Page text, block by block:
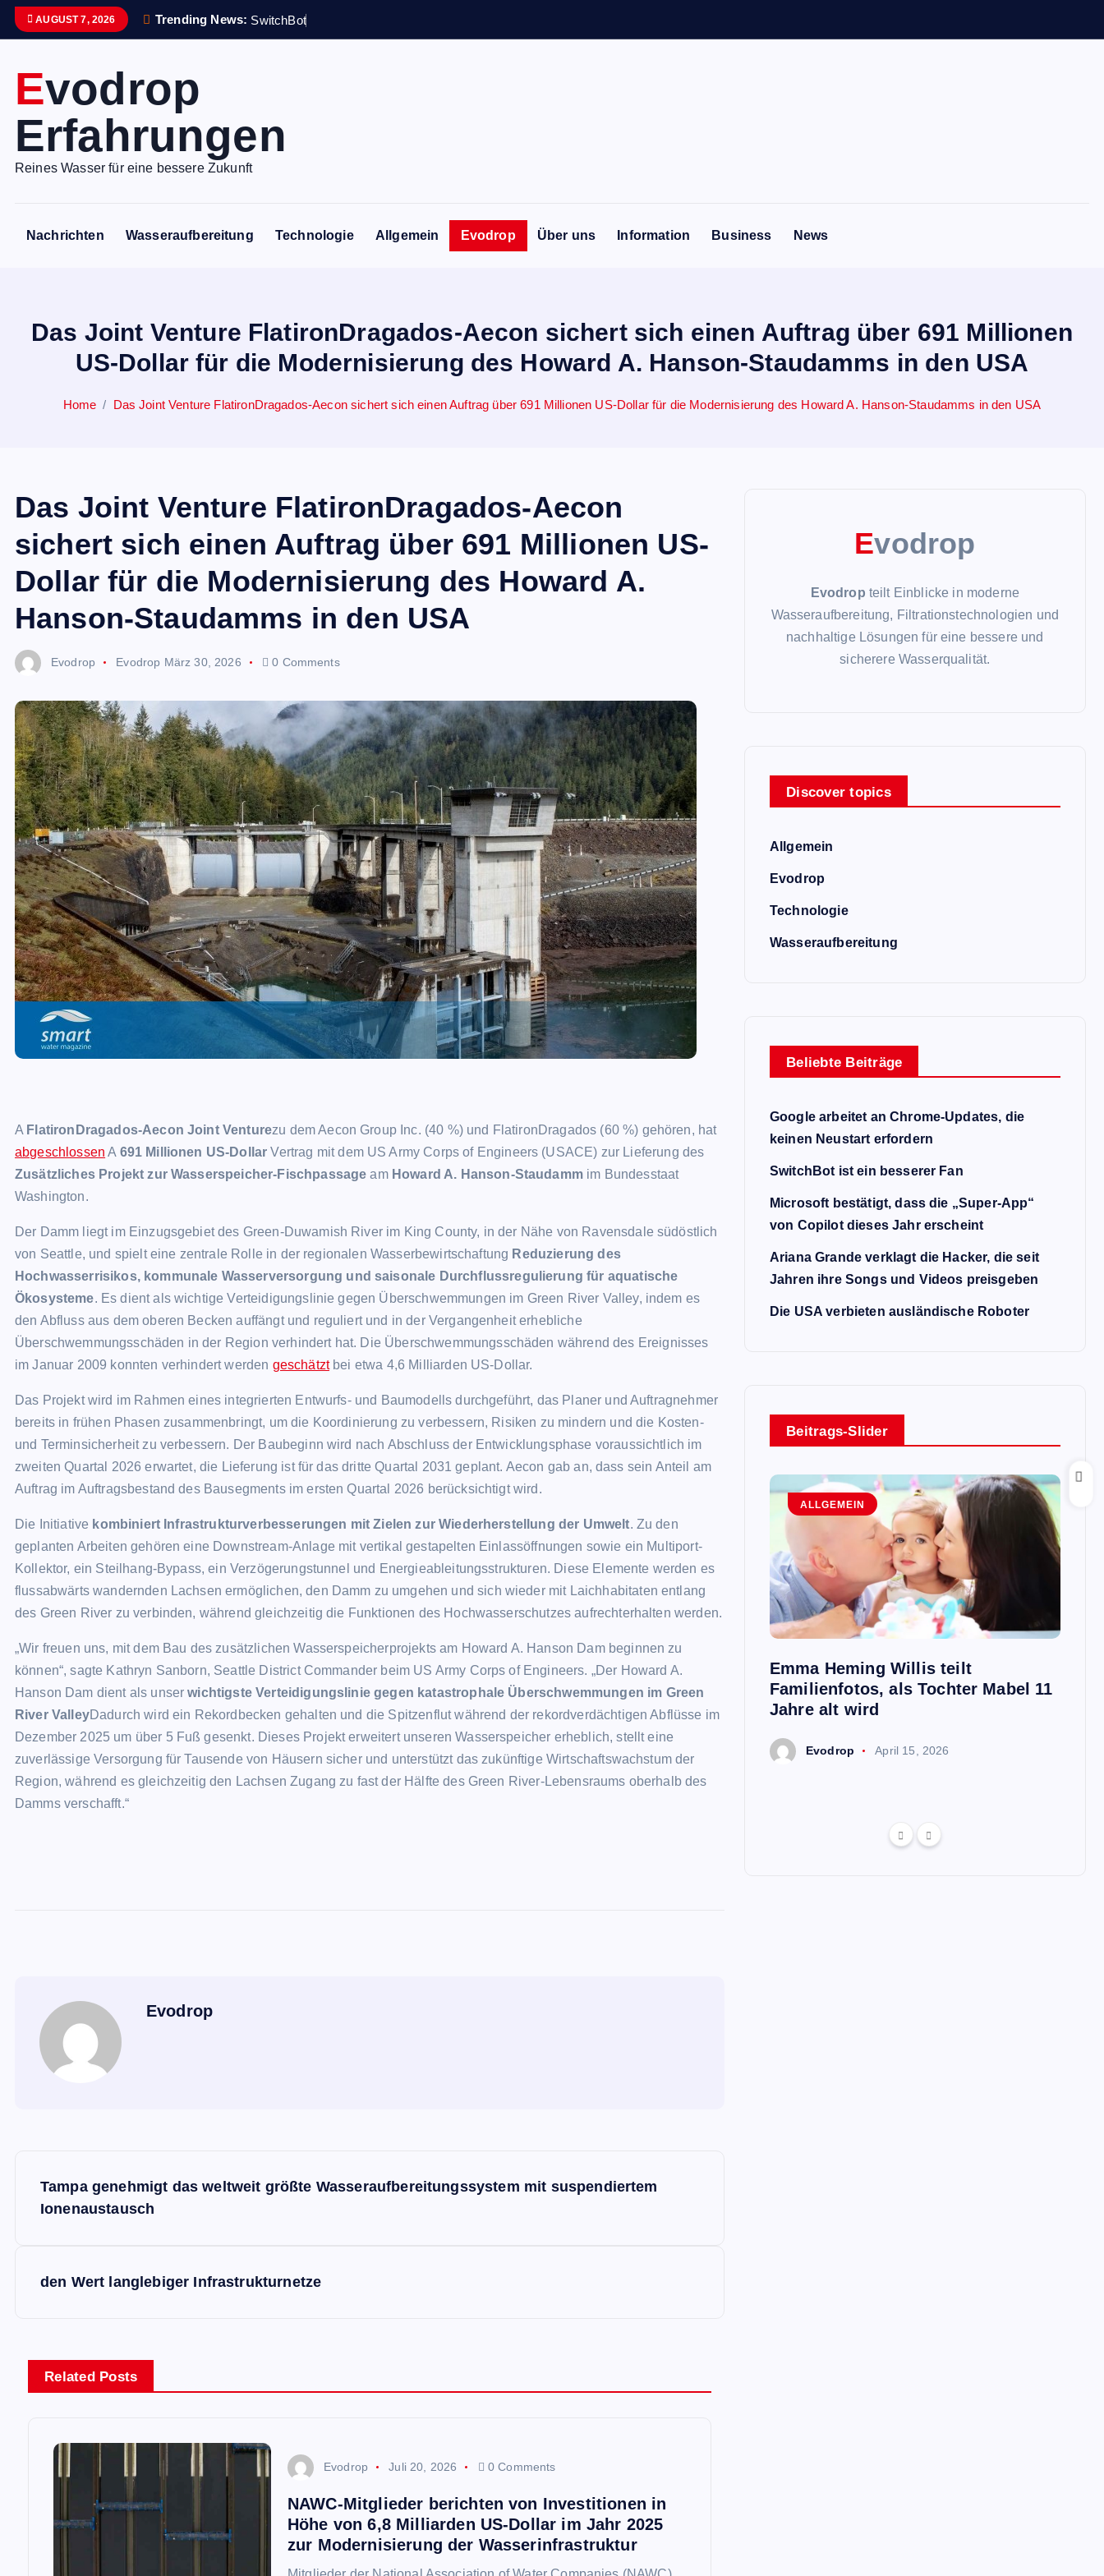
AUGUST 7, 2026 Trending News: SwitchBot
Evodrop
Erfahrungen
Reines Wasser für eine bessere Zukunft
Nachrichten Wasseraufbereitung Technologie Allgemein Evodrop Über uns Information Business News
Das Joint Venture FlatironDragados-Aecon sichert sich einen Auftrag über 691 Millionen
US-Dollar für die Modernisierung des Howard A. Hanson-Staudamms in den USA
Home Das Joint Venture FlatironDragados-Aecon sichert sich einen Auftrag über 691 Millionen US-Dollar für die Modernisierung des Howard A. Hanson-Staudamms in den USA
Das Joint Venture FlatironDragados-Aecon
sichert sich einen Auftrag über 691 Millionen US-
Dollar für die Modernisierung des Howard A.
Hanson-Staudamms in den USA
Evodrop Evodrop März 30, 2026 0 Comments
A FlatironDragados-Aecon Joint Venturezu dem Aecon Group Inc. (40 %) und FlatironDragados (60 %) gehören, hat
abgeschlossen A 691 Millionen US-DollarVertrag mit dem US Army Corps of Engineers (USACE) zur Lieferung des
Zusätzliches Projekt zur Wasserspeicher-Fischpassage am Howard A. Hanson-Staudamm im Bundesstaat
Washington.
Der Damm liegt im Einzugsgebiet des Green-Duwamish River im King County, in der Nähe von Ravensdale südöstlich
von Seattle, und spielt eine zentrale Rolle in der regionalen Wasserbewirtschaftung Reduzierung des
Hochwasserrisikos, kommunale Wasserversorgung und saisonale Durchflussregulierung für aquatische
Ökosysteme. Es dient als wichtige Verteidigungslinie gegen Überschwemmungen im Green River Valley, indem es
den Abfluss aus dem oberen Becken auffängt und reguliert und in der Vergangenheit erhebliche
Überschwemmungsschäden in der Region verhindert hat. Die Überschwemmungsschäden während des Ereignisses
im Januar 2009 konnten verhindert werden geschätztbei etwa 4,6 Milliarden US-Dollar.
Das Projekt wird im Rahmen eines integrierten Entwurfs- und Baumodells durchgeführt, das Planer und Auftragnehmer
bereits in frühen Phasen zusammenbringt, um die Koordinierung zu verbessern, Risiken zu mindern und die Kosten-
und Terminsicherheit zu verbessern. Der Baubeginn wird nach Abschluss der Entwicklungsphase voraussichtlich im
zweiten Quartal 2026 erwartet, die Lieferung ist für das dritte Quartal 2031 geplant. Aecon gab an, dass sein Anteil am
Auftrag im Auftragsbestand des Bausegments im ersten Quartal 2026 berücksichtigt wird.
Die Initiative kombiniert Infrastrukturverbesserungen mit Zielen zur Wiederherstellung der Umwelt. Zu den
geplanten Arbeiten gehören eine Downstream-Anlage mit vertikal gestapelten Einlassöffnungen sowie ein Multiport-
Kollektor, ein Steilhang-Bypass, ein Verzögerungstunnel und Energieableitungsstrukturen. Diese Elemente werden es
flussabwärts wandernden Lachsen ermöglichen, den Damm zu umgehen und sich wieder mit Laichhabitaten entlang
des Green River zu verbinden, während gleichzeitig die Funktionen des Hochwasserschutzes aufrechterhalten werden.
„Wir freuen uns, mit dem Bau des zusätzlichen Wasserspeicherprojekts am Howard A. Hanson Dam beginnen zu
können“, sagte Kathryn Sanborn, Seattle District Commander beim US Army Corps of Engineers. „Der Howard A.
Hanson Dam dient als unserwichtigste Verteidigungslinie gegen katastrophale Überschwemmungen im Green
River ValleyDadurch wird ein Rekordbecken gehalten und die Spitzenflut während der rekordverdächtigen Abflüsse im
Dezember 2025 um über 5 Fuß gesenkt. Dieses Projekt erweitert unseren Wasserspeicher erheblich, stellt eine
zuverlässige Versorgung für Tausende von Häusern sicher und unterstützt das zukünftige Wirtschaftswachstum der
Region, während es gleichzeitig den Lachsen Zugang zu fast der Hälfte des Green River-Lebensraums oberhalb des
Damms verschafft.“
Evodrop
B
r
a
Tampa genehmigt das weltweit größte Wasseraufbereitungssystem mit suspendiertem
Ionenaustausch
den Wert langlebiger Infrastrukturnetze
Related Posts
Evodrop Juli 20, 2026 0 Comments
NAWC-Mitglieder berichten von Investitionen in
Höhe von 6,8 Milliarden US-Dollar im Jahr 2025
zur Modernisierung der Wasserinfrastruktur
Evodrop
Evodrop teilt Einblicke in moderne
Wasseraufbereitung, Filtrationstechnologien und
nachhaltige Lösungen für eine bessere und
sicherere Wasserqualität.
Discover topics
Allgemein
Evodrop
Technologie
Wasseraufbereitung
Beliebte Beiträge
Google arbeitet an Chrome-Updates, die
keinen Neustart erfordern
SwitchBot ist ein besserer Fan
Microsoft bestätigt, dass die „Super-App“
von Copilot dieses Jahr erscheint
Ariana Grande verklagt die Hacker, die seit
Jahren ihre Songs und Videos preisgeben
Die USA verbieten ausländische Roboter
Beitrags-Slider
Lionel Messi: Einige Fans pfeifen,
als Messis Name bekannt gegeben
wird, während die Saison von Paris
Saint-Germain einen neuen
Tiefpunkt erreicht
ALLGEMEIN
Emma Heming Willis teilt
Familienfotos, als Tochter Mabel 11
Jahre alt wird
Evodrop April 15, 2026